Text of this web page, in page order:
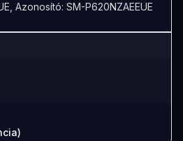
Azonosító: SM-P620NZAEEUE